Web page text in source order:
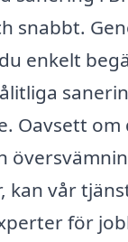
snabbt.
enkelt
Oavsett om
kan vår
för